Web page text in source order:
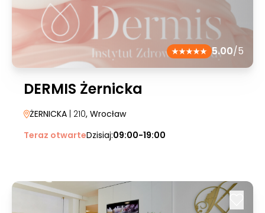
5.00/5
DERMIS Żernicka
ŻERNICKA | 210, Wrocław
Teraz otwarteDzisiaj:09:00-19:00